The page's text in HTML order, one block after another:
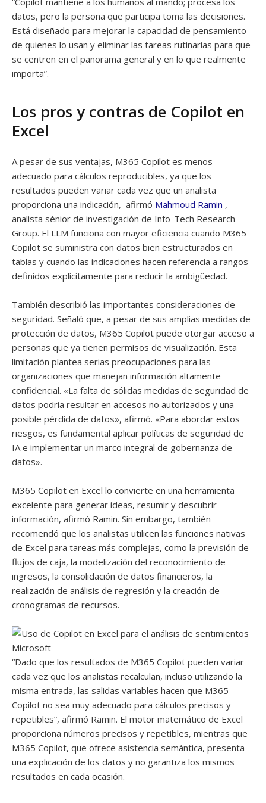
datos, pero la persona que participa toma las decisiones.
Está diseñado para mejorar la capacidad de pensamiento
de quienes lo usan y eliminar las tareas rutinarias para que
se centren en el panorama general y en lo que realmente
importa”.
Los pros y contras de Copilot en
Excel
A pesar de sus ventajas, M365 Copilot es menos
adecuado para cálculos reproducibles, ya que los
resultados pueden variar cada vez que un analista
proporciona una indicación, afirmó Mahmoud Ramin ,
analista sénior de investigación de Info-Tech Research
Group. El LLM funciona con mayor eficiencia cuando M365
Copilot se suministra con datos bien estructurados en
tablas y cuando las indicaciones hacen referencia a rangos
definidos explícitamente para reducir la ambigüedad.
También describió las importantes consideraciones de
seguridad. Señaló que, a pesar de sus amplias medidas de
protección de datos, M365 Copilot puede otorgar acceso a
personas que ya tienen permisos de visualización. Esta
limitación plantea serias preocupaciones para las
organizaciones que manejan información altamente
confidencial. «La falta de sólidas medidas de seguridad de
datos podría resultar en accesos no autorizados y una
posible pérdida de datos», afirmó. «Para abordar estos
riesgos, es fundamental aplicar políticas de seguridad de
IA e implementar un marco integral de gobernanza de
datos».
M365 Copilot en Excel lo convierte en una herramienta
excelente para generar ideas, resumir y descubrir
información, afirmó Ramin. Sin embargo, también
recomendó que los analistas utilicen las funciones nativas
de Excel para tareas más complejas, como la previsión de
flujos de caja, la modelización del reconocimiento de
ingresos, la consolidación de datos financieros, la
realización de análisis de regresión y la creación de
cronogramas de recursos.
Microsoft
“Dado que los resultados de M365 Copilot pueden variar
cada vez que los analistas recalculan, incluso utilizando la
misma entrada, las salidas variables hacen que M365
Copilot no sea muy adecuado para cálculos precisos y
repetibles”, afirmó Ramin. El motor matemático de Excel
proporciona números precisos y repetibles, mientras que
M365 Copilot, que ofrece asistencia semántica, presenta
una explicación de los datos y no garantiza los mismos
resultados en cada ocasión.